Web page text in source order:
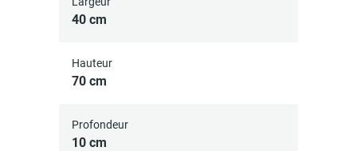
40 cm
Hauteur
70 cm
Profondeur
10 cm